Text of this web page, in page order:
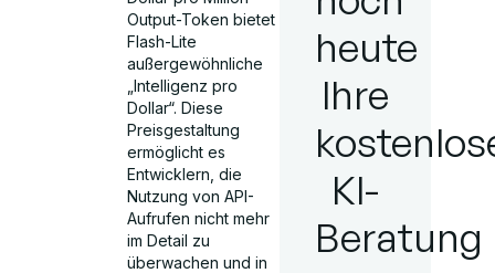
Output-Token bietet
Flash-Lite
außergewöhnliche
„Intelligenz pro
Dollar“. Diese
Preisgestaltung
ermöglicht es
Entwicklern, die
Nutzung von API-
Aufrufen nicht mehr
im Detail zu
überwachen und in
heute
Ihre
KI-
Beratung